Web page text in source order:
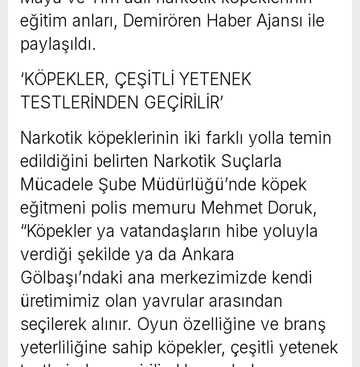
eğitim anları, Demirören Haber Ajansı ile
paylaşıldı.
‘KÖPEKLER, ÇEŞİTLİ YETENEK
TESTLERİNDEN GEÇİRİLİR’
Narkotik köpeklerinin iki farklı yolla temin
edildiğini belirten Narkotik Suçlarla
Mücadele Şube Müdürlüğü’nde köpek
eğitmeni polis memuru Mehmet Doruk,
“Köpekler ya vatandaşların hibe yoluyla
verdiği şekilde ya da Ankara
Gölbaşı’ndaki ana merkezimizde kendi
üretimimiz olan yavrular arasından
seçilerek alınır. Oyun özelliğine ve branş
yeterliliğine sahip köpekler, çeşitli yetenek